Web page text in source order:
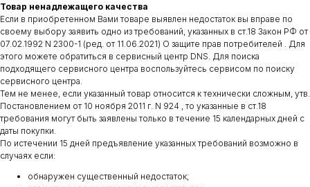
Товар ненадлежащего качества
Если в приобретенном Вами товаре выявлен недостаток вы вправе по
своему выбору заявить одно из требований, указанных в ст.18 Закон РФ от
07.02.1992 N 2300-1 (ред. от 11.06.2021) О защите прав потребителей . Для
этого можете обратиться в сервисный центр DNS. Для поиска
подходящего сервисного центра воспользуйтесь сервисом по поиску
сервисного центра.
Тем не менее, если указанный товар относится к технически сложным, утв.
Постановлением от 10 ноября 2011 г. N 924 , то указанные в ст.18
требования могут быть заявлены только в течение 15 календарных дней с
даты покупки.
По истечении 15 дней предъявление указанных требований возможно в
случаях если:
обнаружен существенный недостаток;